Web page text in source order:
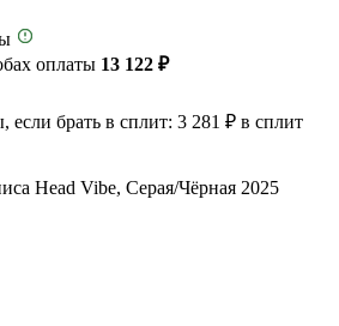
оплаты 13 122 ₽
брать в сплит: 3 281 ₽ в сплит
Head Vibe, Серая/Чёрная 2025